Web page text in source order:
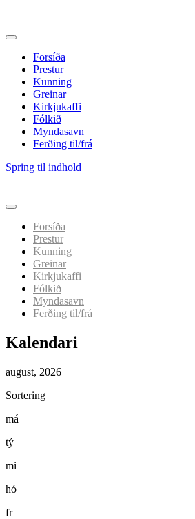
Forsíða
Prestur
Kunning
Greinar
Kirkjukaffi
Fólkið
Myndasavn
Ferðing til/frá
Spring til indhold
Forsíða
Prestur
Kunning
Greinar
Kirkjukaffi
Fólkið
Myndasavn
Ferðing til/frá
Kalendari
august, 2026
Sortering
má
tý
mi
hó
fr